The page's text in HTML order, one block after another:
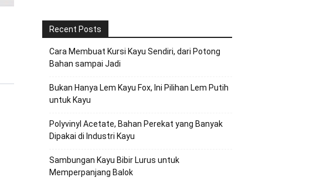
Recent Posts
Cara Membuat Kursi Kayu Sendiri, dari Potong
Bahan sampai Jadi
Bukan Hanya Lem Kayu Fox, Ini Pilihan Lem Putih
untuk Kayu
Polyvinyl Acetate, Bahan Perekat yang Banyak
Dipakai di Industri Kayu
Sambungan Kayu Bibir Lurus untuk
Memperpanjang Balok